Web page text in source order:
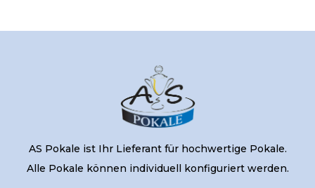
AS Pokale ist Ihr Lieferant für hochwertige Pokale.
Alle Pokale können individuell konfiguriert werden.